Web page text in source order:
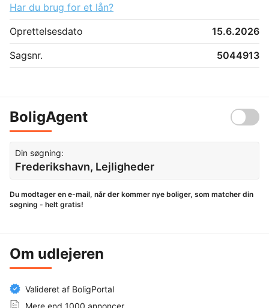
Har du brug for et lån?
Oprettelsesdato
15.6.2026
Sagsnr.
5044913
BoligAgent
Din søgning:
Frederikshavn, Lejligheder
Du modtager en e-mail, når der kommer nye boliger, som matcher din
søgning - helt gratis!
Om udlejeren
Valideret af BoligPortal
Mere end 1000 annoncer